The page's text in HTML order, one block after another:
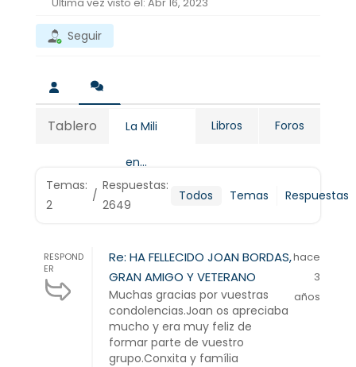
Seguir
Tablero La Mili
en...
Libros Foros
Temas:
2
/
Respuestas:
2649
Todos Temas Respuestas
RESPOND
ER
Re: HA FELLECIDO JOAN BORDAS,
GRAN AMIGO Y VETERANO
Muchas gracias por vuestras
condolencias.Joan os apreciaba
mucho y era muy feliz de
formar parte de vuestro
grupo.Conxita y família
hace
3
años